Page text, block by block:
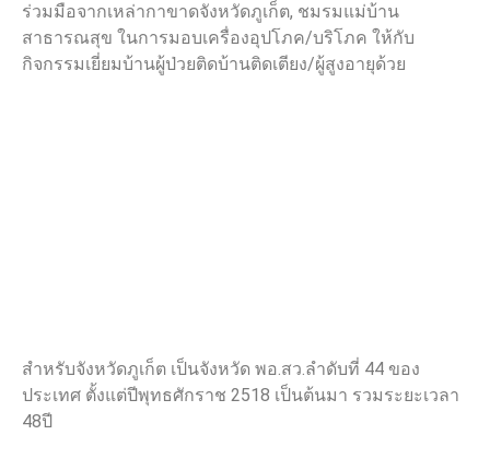
ร่วมมือจากเหล่ากาขาดจังหวัดภูเก็ต, ชมรมแม่บ้าน
สาธารณสุข ในการมอบเครื่องอุปโภค/บริโภค ให้กับ
กิจกรรมเยี่ยมบ้านผู้ป่วยติดบ้านติดเตียง/ผู้สูงอายุด้วย
สำหรับจังหวัดภูเก็ต เป็นจังหวัด พอ.สว.ลำดับที่ 44 ของ
ประเทศ ตั้งแต่ปีพุทธศักราช 2518 เป็นต้นมา รวมระยะเวลา
48ปี